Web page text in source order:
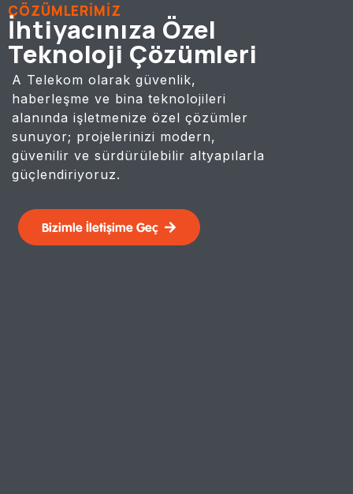
ÇÖZÜMLERİMİZ
İhtiyacınıza Özel
Teknoloji Çözümleri
A Telekom olarak güvenlik,
haberleşme ve bina teknolojileri
alanında işletmenize özel çözümler
sunuyor; projelerinizi modern,
güvenilir ve sürdürülebilir altyapılarla
güçlendiriyoruz.
Bizimle İletişime Geç